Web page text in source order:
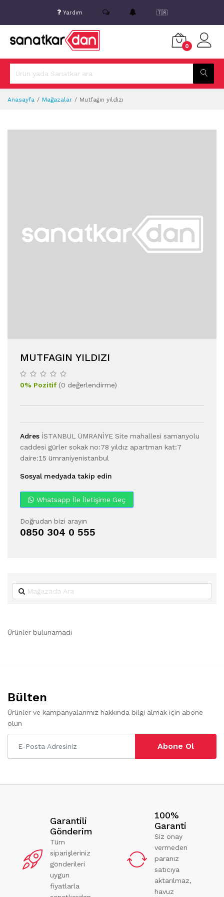
Yardım 🇹🇷
0
Anasayfa Mağazalar Mutfagın yıldızı
MUTFAGIN YILDIZI
0% Pozitif(0 değerlendirme)
Adres İSTANBUL ÜMRANİYE Site mahallesi samanyolu
caddesi gürler sokak no:78 yıldız apartman kat:7
daire:15 ümraniyenistanbul
Sosyal medyada takip edin
Whatsapp İle İletişime Geç
Doğrudan bizi arayın
0850 304 0 555
Ürünler bulunamadı
Bülten
Ürünler ve kampanyalarımız hakkında bilgi almak için abone
olun
Abone Ol
Garantili
Gönderim
Tüm
siparişleriniz
gönderileri
uygun
fiyatlarla
100%
Garanti
Siz onay
vermeden
paranız
satıcıya
aktarılmaz,
havuz